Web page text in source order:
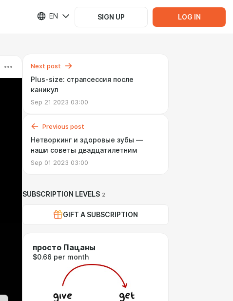
EN SIGN UP LOG IN
Next post
Plus-size: страпсессия после
каникул
Sep 21 2023 03:00
Previous post
Нетворкинг и здоровые зубы —
наши советы двадцатилетним
Sep 01 2023 03:00
SUBSCRIPTION LEVELS 2
GIFT A SUBSCRIPTION
просто Пацаны
$0.66 per month